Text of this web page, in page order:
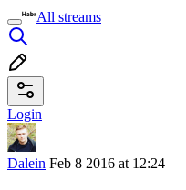
All streams
Login
Dalein Feb 8 2016 at 12:24